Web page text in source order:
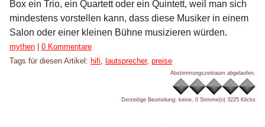
Box ein Trio, ein Quartett oder ein Quintett, weil man sich
mindestens vorstellen kann, dass diese Musiker in einem
Salon oder einer kleinen Bühne musizieren würden.
Kategorien:
mythen
0 Kommentare
Tags für diesen Artikel: hifi, lautsprecher, preise
Abstimmungszeitraum abgelaufen.
Derzeitige Beurteilung: keine, 0 Stimme(n) 3225 Klicks